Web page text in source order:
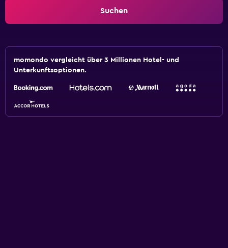
Suchen
momondo vergleicht über 3 Millionen Hotel- und
Unterkunftsoptionen.